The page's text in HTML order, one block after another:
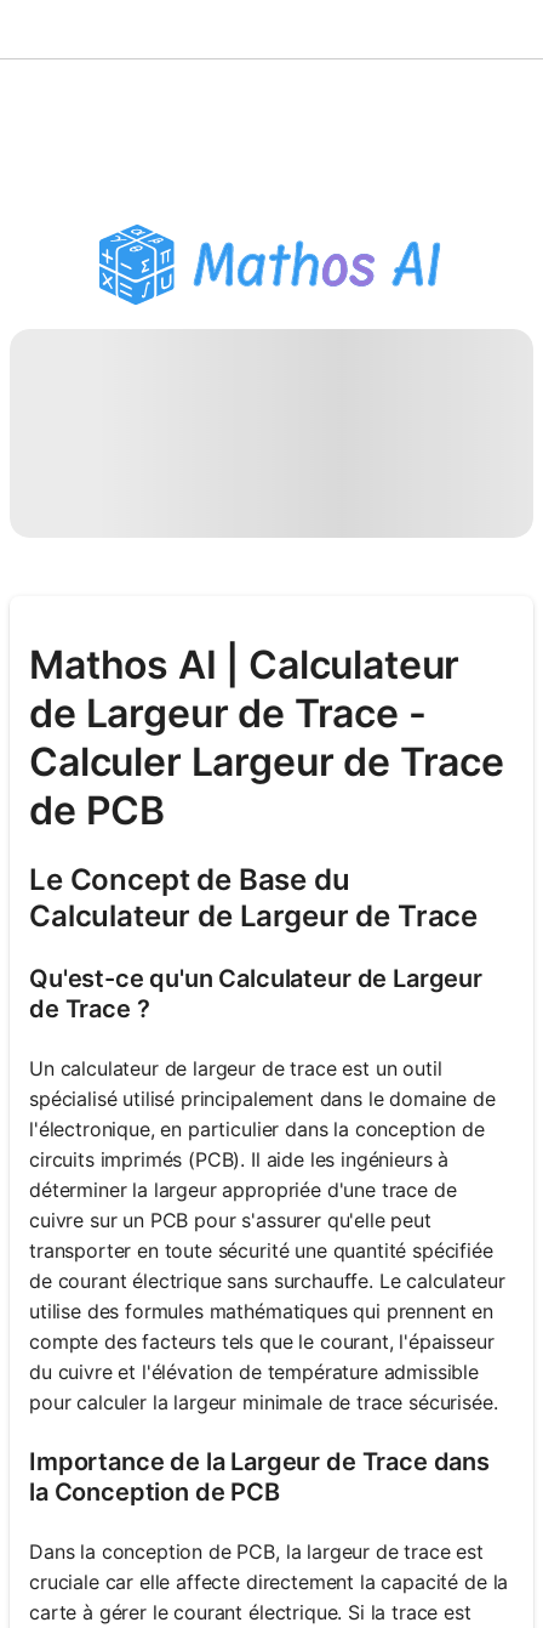
Assistant Devoirs PDF
Outils d'étude
Mathos AI | Calculateur
de Largeur de Trace -
Calculer Largeur de Trace
de PCB
Le Concept de Base du
Calculateur de Largeur de Trace
Qu'est-ce qu'un Calculateur de Largeur
de Trace ?
Un calculateur de largeur de trace est un outil
spécialisé utilisé principalement dans le domaine de
l'électronique, en particulier dans la conception de
circuits imprimés (PCB). Il aide les ingénieurs à
déterminer la largeur appropriée d'une trace de
cuivre sur un PCB pour s'assurer qu'elle peut
transporter en toute sécurité une quantité spécifiée
de courant électrique sans surchauffe. Le calculateur
utilise des formules mathématiques qui prennent en
compte des facteurs tels que le courant, l'épaisseur
du cuivre et l'élévation de température admissible
pour calculer la largeur minimale de trace sécurisée.
Importance de la Largeur de Trace dans
la Conception de PCB
Dans la conception de PCB, la largeur de trace est
cruciale car elle affecte directement la capacité de la
carte à gérer le courant électrique. Si la trace est